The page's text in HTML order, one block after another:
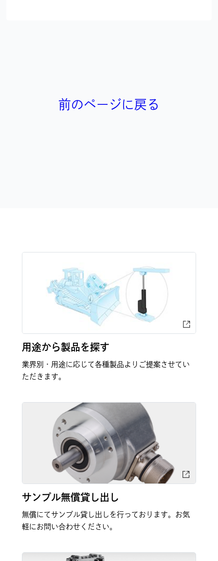
前のページに戻る
用途から製品を探す
業界別・用途に応じて各種製品よりご提案させてい
ただきます。
サンプル無償貸し出し
無償にてサンプル貸し出しを行っております。お気
軽にお問い合わせください。